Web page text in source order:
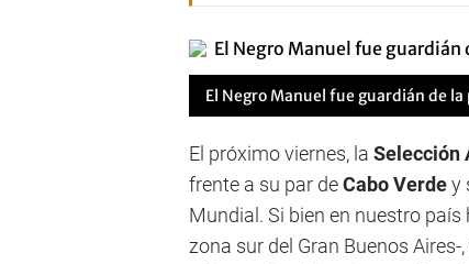
El Negro Manuel fue guardián de
El próximo viernes, la Selección
frente a su par deCabo Verdey
Mundial. Si bien en nuestro
zona sur del Gran Buenos